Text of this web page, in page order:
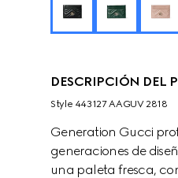
DESCRIPCIÓN DEL
Style ‎443127 AAGUV 2818
Generation Gucci
generaciones de
una paleta fresca,